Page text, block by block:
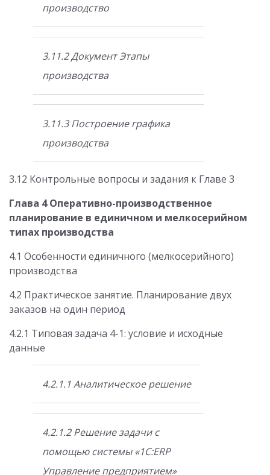
производство
3.11.2 Документ Этапы
производства
3.11.3 Построение графика
производства
3.12 Контрольные вопросы и задания к Главе 3
Глава 4 Оперативно-производственное
планирование в единичном и мелкосерийном
типах производства
4.1 Особенности единичного (мелкосерийного)
производства
4.2 Практическое занятие. Планирование двух
заказов на один период
4.2.1 Типовая задача 4-1: условие и исходные
данные
4.2.1.1 Аналитическое решение
4.2.1.2 Решение задачи с
помощью системы «1C:ERP
Управление предприятием»